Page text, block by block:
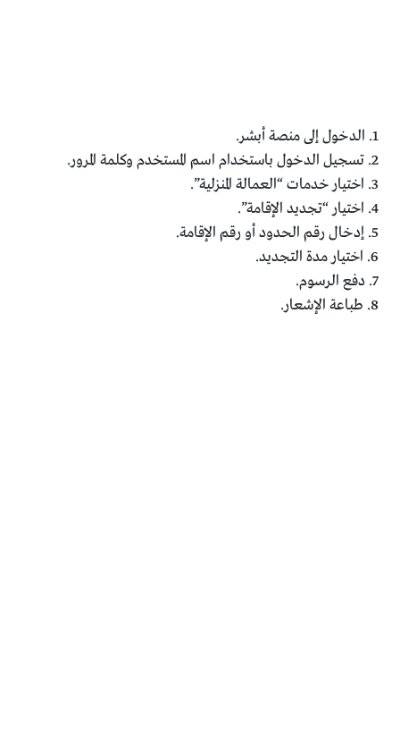
1. الدخول إلى منصة أبشر.
2. تسجيل الدخول باستخدام اسم المستخدم وكلمة المرور.
3. اختيار خدمات “العمالة المنزلية”.
4. اختيار “تجديد الإقامة”.
5. إدخال رقم الحدود أو رقم الإقامة.
6. اختيار مدة التجديد.
7. دفع الرسوم.
8. طباعة الإشعار.